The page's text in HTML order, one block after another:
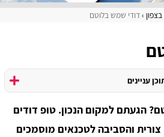
דודי שמש בלוטם
עניינים
הגעתם למקום הנכון. טופ דודים
והסביבה לטכנאים מוסמכים